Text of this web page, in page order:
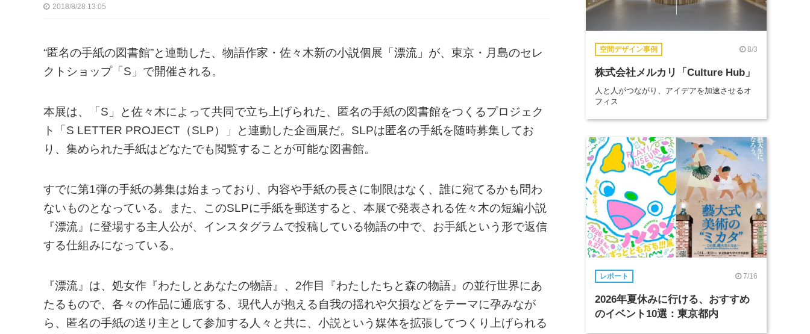
2018/8/28 13:05
“匿名の手紙の図書館”と連動した、物語作家・佐々木新の小説個展「漂流」が、東京・月島のセレ
クトショップ「S」で開催される。
本展は、「S」と佐々木によって共同で立ち上げられた、匿名の手紙の図書館をつくるプロジェク
ト「S LETTER PROJECT（SLP）」と連動した企画展だ。SLPは匿名の手紙を随時募集してお
り、集められた手紙はどなたでも閲覧することが可能な図書館。
すでに第1弾の手紙の募集は始まっており、内容や手紙の長さに制限はなく、誰に宛てるかも問わ
ないものとなっている。また、このSLPに手紙を郵送すると、本展で発表される佐々木の短編小説
『漂流』に登場する主人公が、インスタグラムで投稿している物語の中で、お手紙という形で返信
する仕組みになっている。
『漂流』は、処女作『わたしとあなたの物語』、2作目『わたしたちと森の物語』の並行世界にあ
たるもので、各々の作品に通底する、現代人が抱える自我の揺れや欠損などをテーマに孕みなが
ら、匿名の手紙の送り主として参加する人々と共に、小説という媒体を拡張してつくり上げられる
空間デザイン事例 8/3
株式会社メルカリ「Culture Hub」
人と人がつながり、アイデアを加速させるオ
フィス
レポート 7/16
2026年夏休みに行ける、おすすめ
のイベント10選：東京都内